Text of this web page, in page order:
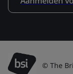
© The